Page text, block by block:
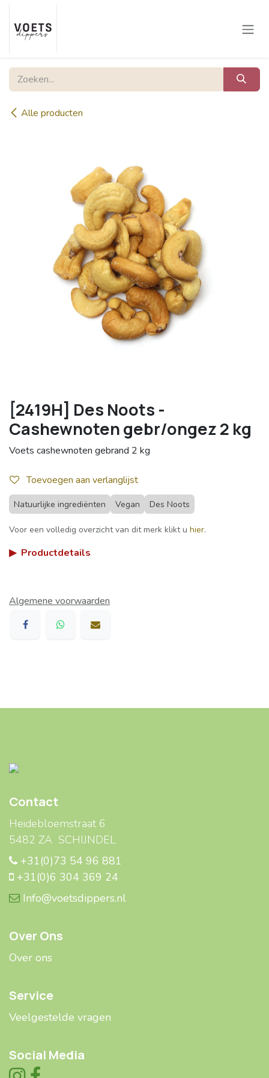
Overslaan naar inhoud
Alle producten
[2419H] Des Noots -
Cashewnoten gebr/ongez 2 kg
Voets cashewnoten gebrand 2 kg
Toevoegen aan verlanglijst
Natuurlijke ingrediënten Vegan Des Noots
Voor een volledig overzicht van dit merk klikt u hier.
▶ Productdetails
Algemene voorwaarden
Contact
Heidebloemstraat 6
5482 ZA SCHIJNDEL
+31(0)73 54 96 881
+31(0)6 304 369 24
Info@voetsdippers.nl
Over Ons
Over ons
Service
Veelgestelde ​​vragen
Social Media